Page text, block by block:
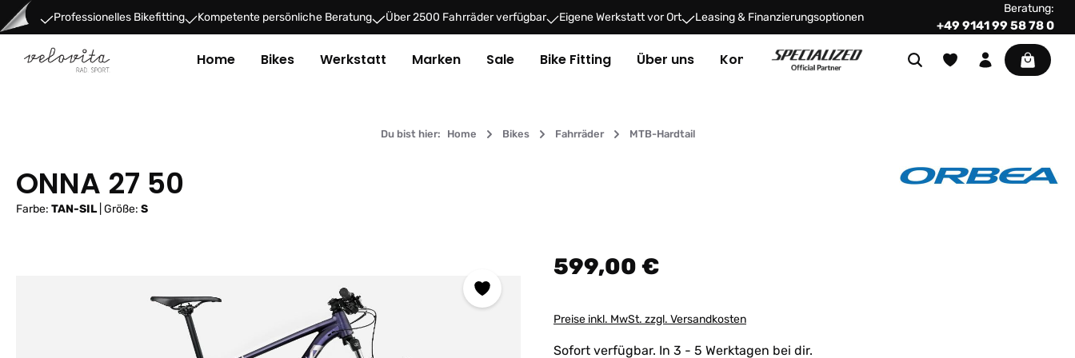
Hauptinhalt springen
Zur Hauptnavigation springen
Professionelles Bikefitting Kompetente persönliche Beratung Über 2500 Fahrräder verfügbar Eigene Werkstatt vor Ort Leasing & Finanzierungsoptionen
Beratung:
+49 9141 99 58 78 0
Home Bikes Werkstatt Marken Sale Bike Fitting Über uns Kontakt
Du bist hier: Home Bikes Fahrräder MTB-Hardtail
ONNA 27 50
Farbe: TAN-SIL Größe: S
Regulärer Preis:
599,00 €
Preise inkl. MwSt. zzgl. Versandkosten
Sofort verfügbar. In 3 - 5 Werktagen bei dir.